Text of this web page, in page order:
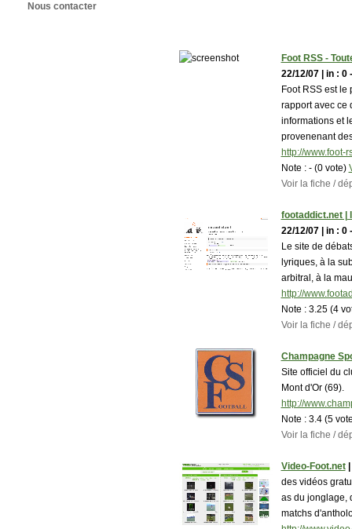
Nous contacter
Foot RSS -
22/12/07 | in : 0
Foot RSS est
rapport avec ce
informations et
provenenant
http://www.foot-
Note : - (0 vote)
Voir la fiche /
footaddict.net |
22/12/07 | in : 0
Le site de
lyriques, à la
arbitral, à la
http://
Note : 3.25 (4
Voir la fiche /
Champagne
Site officiel du
Mont d'Or (69).
http://
Note : 3.4 (5
Voir la fiche /
Video-Foot.net|
des vidéos
as du jonglage,
matchs